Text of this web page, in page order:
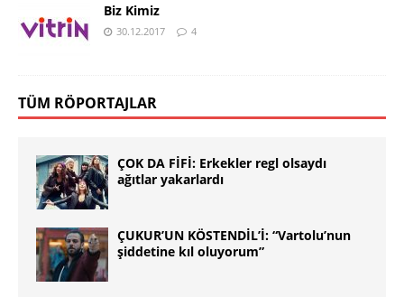
Biz Kimiz
30.12.2017 4
TÜM RÖPORTAJLAR
ÇOK DA FİFİ: Erkekler regl olsaydı
ağıtlar yakarlardı
ÇUKUR’UN KÖSTENDİL’İ: “Vartolu’nun
şiddetine kıl oluyorum”